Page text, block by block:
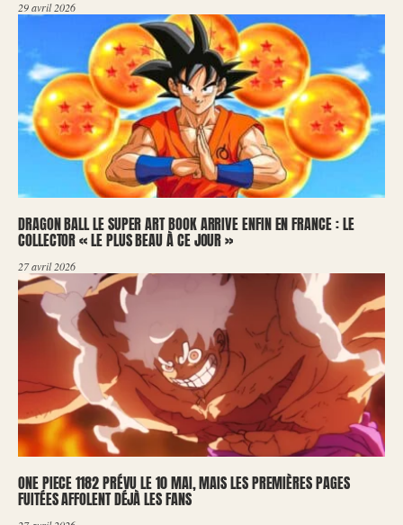
29 avril 2026
DRAGON BALL LE SUPER ART BOOK ARRIVE ENFIN EN FRANCE : LE
COLLECTOR « LE PLUS BEAU À CE JOUR »
27 avril 2026
ONE PIECE 1182 PRÉVU LE 10 MAI, MAIS LES PREMIÈRES PAGES
FUITÉES AFFOLENT DÉJÀ LES FANS